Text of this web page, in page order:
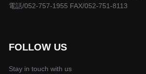
電話/052-757-1955 FAX/052-751-8113
FOLLOW US
Stay in touch with us